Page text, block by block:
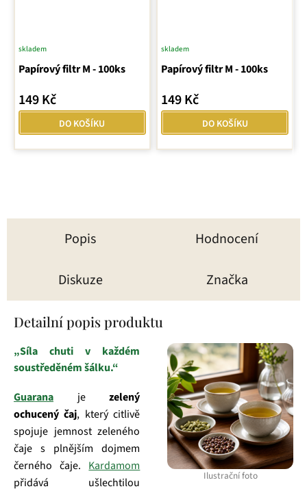
Papírový filtr M - 100ks
Průměrné
hodnocení
je
z
5
skladem
149 Kč
DO KOŠÍKU
Papírový filtr M - 100ks
skladem
149 Kč
DO KOŠÍKU
Popis Hodnocení
Diskuze Značka
Detailní popis produktu
Ilustrační foto
„Síla chuti v každém
soustředěném šálku.“
Guarana jezelený
ochucený čaj, který citlivě
spojuje jemnost zeleného
čaje s plnějším dojmem
černého čaje. Kardamom
přidává ušlechtilou